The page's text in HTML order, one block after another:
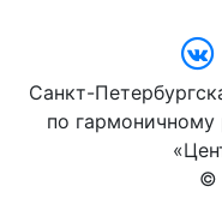
Санкт-
по
©